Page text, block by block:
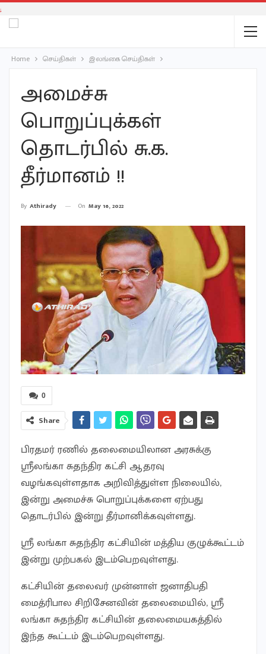
;
Home செய்திகள் இலங்கை செய்திகள்
அமைச்சு
பொறுப்புக்கள்
தொடர்பில் சு.க.
தீர்மானம் !!
By Athirady On May 16, 2022
0
Share
பிரதமர் ரணில் தலைமையிலான அரசுக்கு
ஸ்ரீலங்கா சுதந்திர கட்சி ஆதரவு
வழங்கவுள்ளதாக அறிவித்துள்ள நிலையில்,
இன்று அமைச்சு பொறுப்புக்களை ஏற்பது
தொடர்பில் இன்று தீர்மானிக்கவுள்ளது.
ஸ்ரீ லங்கா சுதந்திர கட்சியின் மத்திய குழுக்கூட்டம்
இன்று முற்பகல் இடம்பெறவுள்ளது.
கட்சியின் தலைவர் முன்னாள் ஜனாதிபதி
மைத்ரிபால சிறிசேனவின் தலைமையில், ஸ்ரீ
லங்கா சுதந்திர கட்சியின் தலைமையகத்தில்
இந்த கூட்டம் இடம்பெறவுள்ளது.